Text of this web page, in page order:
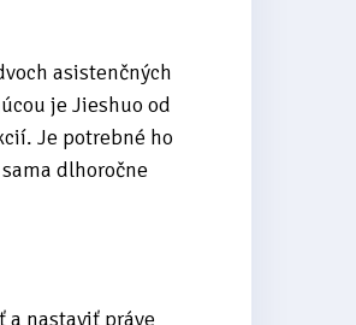
asistenčných
je Jieshuo od
Je potrebné ho
dlhoročne
a nastaviť práve